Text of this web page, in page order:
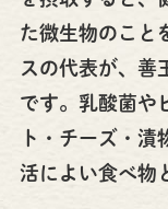
た微生物のこと
スの代表が、善
です。乳酸菌や
ト・チーズ・
活によい食べ物